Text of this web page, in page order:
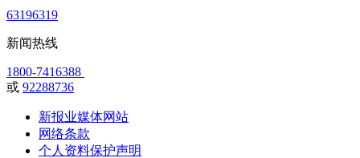
63196319
新闻热线
1800-7416388
或 92288736
新报业媒体网站
网络条款
个人资料保护声明